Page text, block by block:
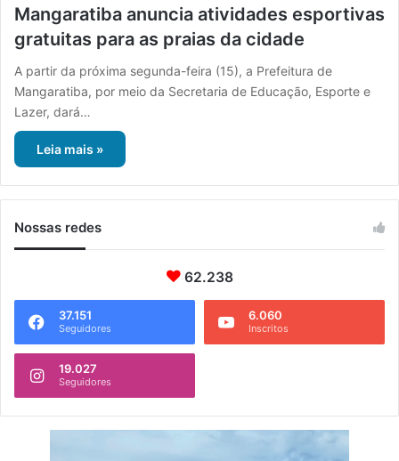
Mangaratiba anuncia atividades esportivas
gratuitas para as praias da cidade
A partir da próxima segunda-feira (15), a Prefeitura de
Mangaratiba, por meio da Secretaria de Educação, Esporte e
Lazer, dará…
Leia mais »
Nossas redes
62.238
37.151
Seguidores
6.060
Inscritos
19.027
Seguidores